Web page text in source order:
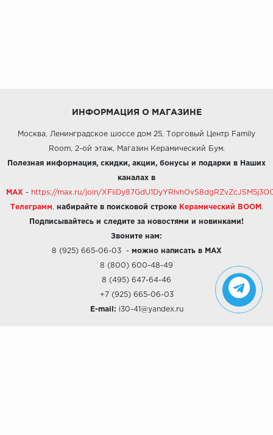
ИНФОРМАЦИЯ О МАГАЗИНЕ
Москва, Ленинградское шоссе дом 25, Торговый Центр Family
Room, 2-ой этаж, Магазин Керамический Бум.
Полезная информация, скидки, акции, бонусы и подарки в Наших
каналах в
MAX - https://max.ru/join/
Телеграмм набирайте в поисковой строке Керамический BOOM .
Подписывайтесь и следите за новостями и новинками!
Звоните нам:
8 (925) 665-06-03- можно написать в MAX
8 (800) 600-48-49
8 (495) 647-64-46
+7 (925) 665-06-03
E-mail: i30-41@yandex.ru